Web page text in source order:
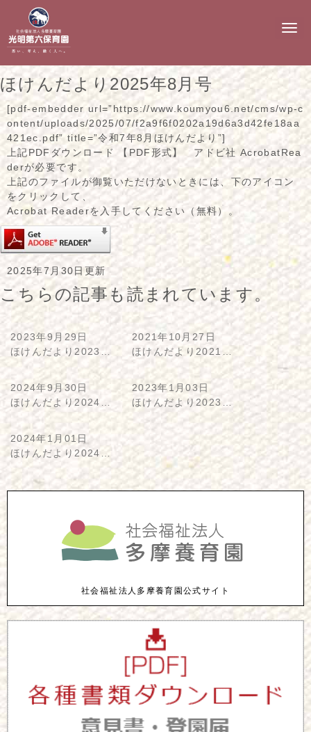
N
g
a
i
o
n
ほけんだより2025年8月号
[pdf-embedder url=”https://www.koumyou6.net/cms/wp-c
ontent/uploads/2025/07/f2a9f6f0202a19d6a3d42fe18aa
421ec.pdf” title=”令和7年8月ほけんだより”]
上記PDFダウンロード 【PDF形式】 アドビ社 AcrobatRea
derが必要です。
上記のファイルが御覧いただけないときには、下のアイコン
をクリックして、
Acrobat Readerを入手してください（無料）。
2025年7月30日更新
こちらの記事も読まれています。
2023年9月29日
ほけんだより2023…
2021年10月27日
ほけんだより2021…
2024年9月30日
ほけんだより2024…
2023年1月03日
ほけんだより2023…
2024年1月01日
ほけんだより2024…
社会福祉法人多摩養育園公式サイト